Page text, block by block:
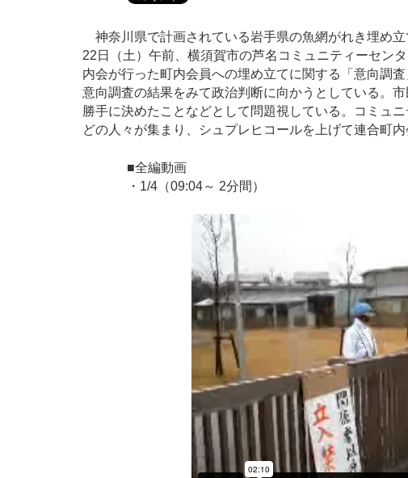
神奈川県で計画されている岩手県の魚網がれき埋め
22日（土）午前、横須賀市の芦名コミュニティーセン
内会が行った町内会員への埋め立てに関する「意向調
意向調査の結果をみて政治判断に向かうとしている。
勝手に決めたことなどとして問題視している。コミュ
どの人々が集まり、シュプレヒコールを上げて連合町
■全編動画
・1/4（09:04～ 2分間）